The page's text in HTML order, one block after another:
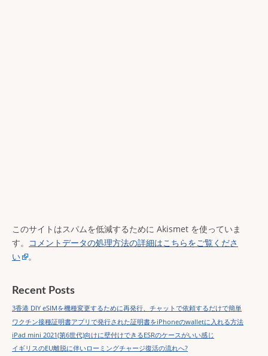
このサイトはスパムを低減するために Akismet を使っていま
す。 コメントデータの処理方法の詳細はこちらをご覧くださ
い
。
Recent Posts
3香港 DIY eSIMを機種変更するために再発行、チャットで依頼するだけで簡単
ワクチン接種証明書アプリで発行された証明書をiPhoneのwalletに入れる方法
iPad mini 2021(第6世代)向けに壁付けできるESRのケースがいい感じ
イギリスのEU離脱に伴いローミングチャージ復活の流れへ?